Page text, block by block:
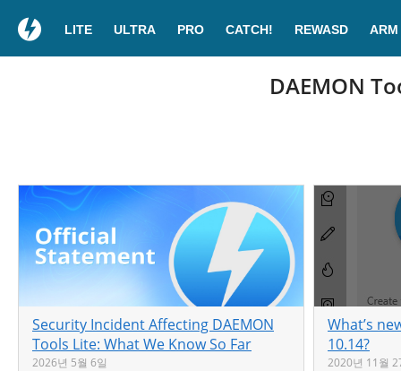
LITE ULTRA PRO CATCH! REWASD ARM
DAEMON
Security Incident Affecting DAEMON
Tools Lite: What We Know So Far
2026년 5월 6일
What’s
10.14?
2020년 11월